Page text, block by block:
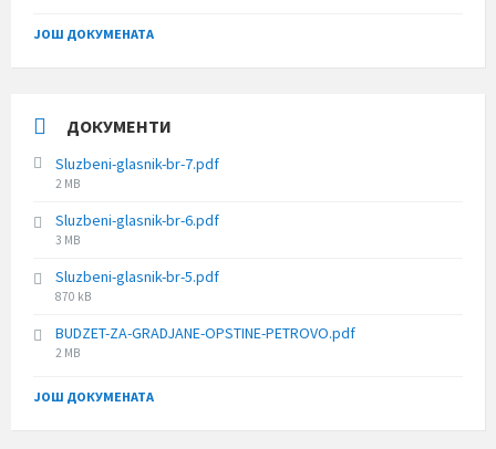
ЈОШ ДОКУМЕНАТА
ДОКУМЕНТИ
Sluzbeni-glasnik-br-7.pdf
File
2 MB
Sluzbeni-glasnik-br-6.pdf
File
3 MB
Sluzbeni-glasnik-br-5.pdf
File
870 kB
BUDZET-ZA-GRADJANE-OPSTINE-PETROVO.pdf
File
2 MB
ЈОШ ДОКУМЕНАТА